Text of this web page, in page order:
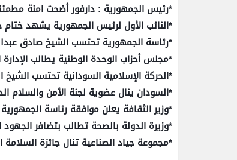
*رئيس الجمهورية : دارفور أضحت امنة
*النائب الأول لرئيس الجمهورية يشهد ختام
*رئاسة الجمهورية تحتسب الشيخ صادق
*مجلس أحزاب الوحدة الوطنية يطالب
*الحركة الإسلامية السودانية تحتسب الشيخ
*‏السودان ينال عضوية لجنة الأمن والسلام
*وزير الثقافة يعلن موافقة رئاسة
*وزيرة الدولة بالصحة تطالب بتضافر
*مجموعة جياد الصناعية تنال جائزة السلامة